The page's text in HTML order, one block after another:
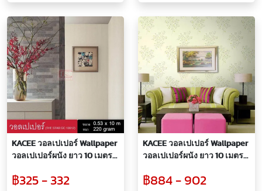
KACEE วอลเปเปอร์ Wallpaper
วอลเปเปอร์ผนัง ยาว 10 เมตร
เทกเจอร์ลายในตัว
฿325 - 332
KACEE วอลเปเปอร์ Wallpaper
วอลเปเปอร์ผนัง ยาว 10 เมตร
เขียว สดใส คุณภาพดีไม่มีผิด
฿884 - 902